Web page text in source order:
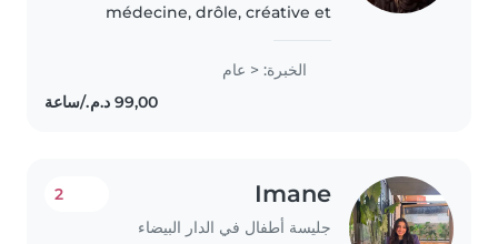
médecine, drôle, créative et
arabe et français et j'ai de
l'expérience avec les bébés, les
الخبرة: < عام
Imane
جليسة أطفال في الدار البيضاء
2